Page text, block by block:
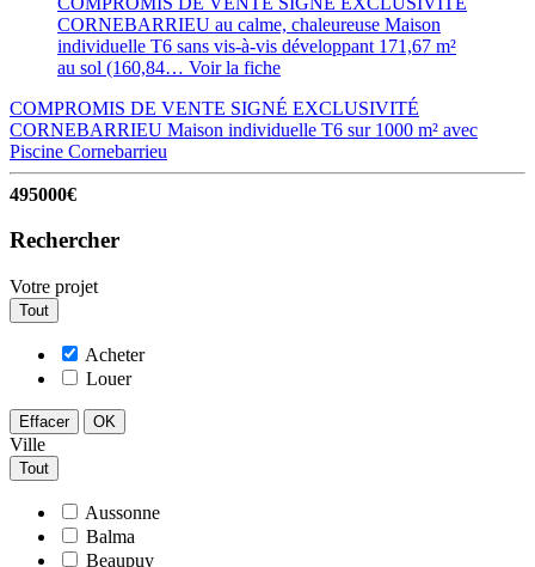
CORNEBARRIEU au calme, chaleureuse Maison
individuelle T6 sans vis-à-vis développant 171,67 m²
au sol (160,84… Voir la fiche
COMPROMIS DE VENTE SIGNÉ EXCLUSIVITÉ
CORNEBARRIEU Maison individuelle T6 sur 1000 m² avec
Piscine Cornebarrieu
495000€
Rechercher
Votre projet
Tout
Acheter
Louer
Effacer OK
Ville
Tout
Aussonne
Balma
Beaupuy